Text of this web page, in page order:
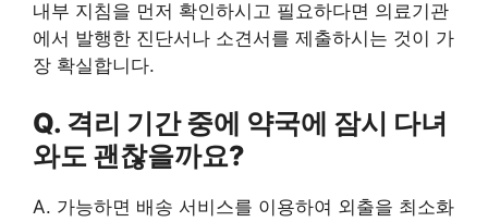
내부 지침을 먼저 확인하시고 필요하다면 의료기관
에서 발행한 진단서나 소견서를 제출하시는 것이 가
장 확실합니다.
Q. 격리 기간 중에 약국에 잠시 다녀
와도 괜찮을까요?
A. 가능하면 배송 서비스를 이용하여 외출을 최소화